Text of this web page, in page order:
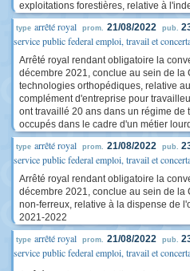
exploitations forestières, relative à
type arrêté royal prom. 21/08/2022 pub.
service public federal emploi, travail et
Arrêté royal rendant obligatoire la
décembre 2021, conclue au sein de la
technologies orthopédiques, relative
complément d'entreprise pour
ont travaillé 20 ans dans un régime de
occupés dans le cadre d'un métier lourd
type arrêté royal prom. 21/08/2022 pub.
service public federal emploi, travail et
Arrêté royal rendant obligatoire la
décembre 2021, conclue au sein de la
non-ferreux, relative à la dispense de
2021-2022
type arrêté royal prom. 21/08/2022 pub.
service public federal emploi, travail et